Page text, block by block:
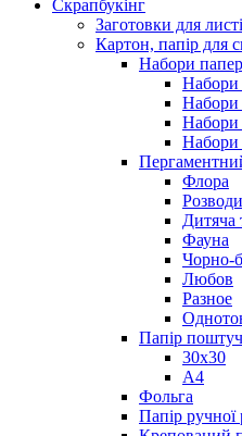
Скрапбукінг
Заготовки для
Картон, папір для
Набори
Набори
Набори
Набори
Набори
Флора
Дитяча
Фауна
Чорно-
Любов
Разное
Папір
30х30
А4
Фольга
Папір ручної